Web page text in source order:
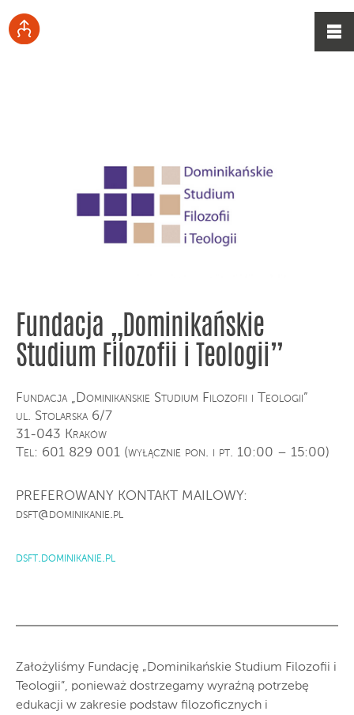
Fundacja „Dominikańskie
Studium Filozofii i Teologii”
Fundacja „Dominikańskie Studium Filozofii i Teologii”
ul. Stolarska 6/7
31-043 Kraków
Tel: 601 829 001 (wyłącznie pon. i pt. 10:00 – 15:00)
PREFEROWANY KONTAKT MAILOWY:
dsft@dominikanie.pl
dsft.dominikanie.pl
Założyliśmy Fundację „Dominikańskie Studium Filozofii i
Teologii”, ponieważ dostrzegamy wyraźną potrzebę
edukacji w zakresie podstaw filozoficznych i